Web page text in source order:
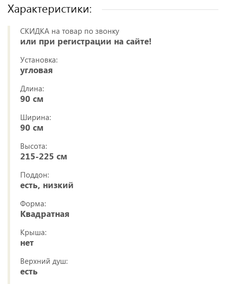
Характеристики:
СКИДКА на товар по звонку
или при регистрации на сайте!
Установка:
угловая
Длина:
90 см
Ширина:
90 см
Высота:
215-225 см
Поддон:
есть, низкий
Форма:
Квадратная
Крыша:
нет
Верхний душ:
есть